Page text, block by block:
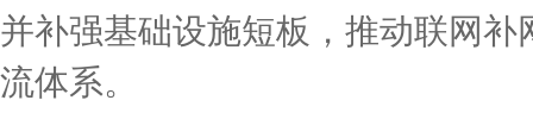
并补强基础设施短板，推动联网
流体系。